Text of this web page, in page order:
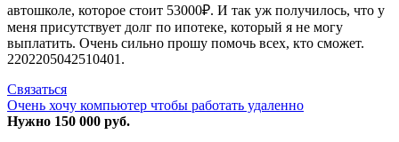
автошколе, которое стоит 53000₽. И так уж получилось, что у
меня присутствует долг по ипотеке, который я не могу
выплатить. Очень сильно прошу помочь всех, кто сможет.
2202205042510401.
Связаться
Очень хочу компьютер чтобы работать удаленно
Нужно 150 000 руб.